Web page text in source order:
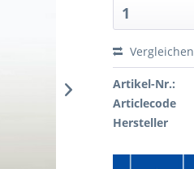
Vergleichen
Artikel-Nr.:
Articlecode
Hersteller